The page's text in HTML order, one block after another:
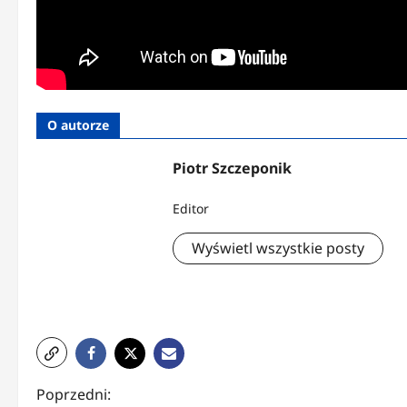
O autorze
Piotr Szczeponik
Editor
Wyświetl wszystkie posty
Z
Poprzedni: